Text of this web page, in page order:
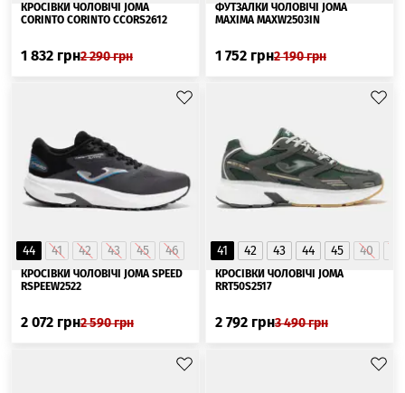
КРОСІВКИ ЧОЛОВІЧІ JOMA
CORINTO CORINTO CCORS2612
1 832 грн2 290грн
ФУТЗАЛКИ ЧОЛОВІЧІ JOMA
MAXIMA MAXW2503IN
1 752 грн2 190грн
44 41 42 43 45 46
КРОСІВКИ ЧОЛОВІЧІ JOMA SPEED
RSPEEW2522
2 072 грн2 590грн
41 42 43 44 45 40
КРОСІВКИ ЧОЛОВІЧІ JOMA
RRT50S2517
2 792 грн3 490грн